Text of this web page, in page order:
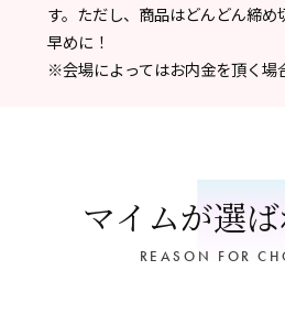
す。ただし、商品はどんどん締
早めに！
※会場によってはお内金を頂く場
マイムが選
REASON FOR